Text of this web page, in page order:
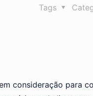
Tags
consideração para